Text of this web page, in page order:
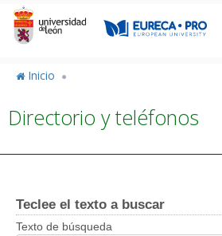
Pasar
contenido
Inicio
Directorio y teléfonos